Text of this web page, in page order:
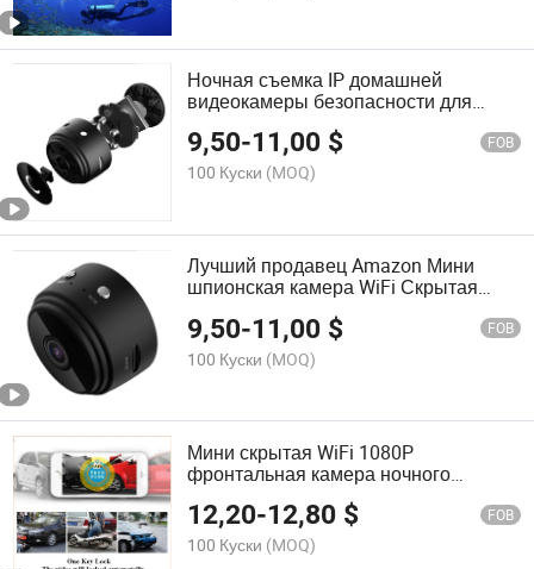
Ночная съемка IP домашней
видеокамеры безопасности для
велосипеда с магнитным зажимом
9,50-11,00 $ FOB
100 Куски (MOQ)
Лучший продавец Amazon Мини
шпионская камера WiFi Скрытая
Внутренняя домашняя камера
9,50-11,00 $ FOB
100 Куски (MOQ)
Мини скрытая WiFi 1080P
фронтальная камера ночного
видения для автомобиля
12,20-12,80 $ FOB
100 Куски (MOQ)